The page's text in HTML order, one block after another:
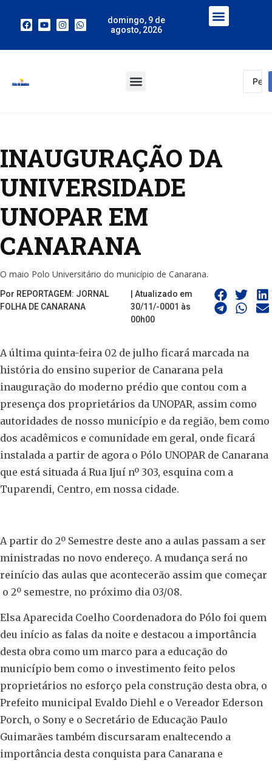
domingo, 9 de
agosto, 2026
INAUGURAÇÃO DA
UNIVERSIDADE
UNOPAR EM
CANARANA
O maio Polo Universitário do município de Canarana.
Por REPORTAGEM: JORNAL
FOLHA DE CANARANA
| Atualizado em
30/11/-0001 às
00h00
A última quinta-feira 02 de julho ficará marcada na
história do ensino superior de Canarana pela
inauguração do moderno prédio que contou com a
presença dos proprietários da UNOPAR, assim como
autoridades de nosso município e da região, bem como
dos acadêmicos e comunidade em geral, onde ficará
instalada a partir de agora o Pólo UNOPAR de Canarana
que está situada á Rua Ijuí nº 303, esquina com a
Tuparendi, Centro, em nossa cidade.
A partir do 2º Semestre deste ano a aulas passam a ser
ministradas no novo endereço. A mudança será no
reinício das aulas que acontecerão assim que começar
o 2º semestre, no próximo dia 03/08.
Elsa Aparecida Coelho Coordenadora do Pólo foi quem
deu início as falas da noite e destacou a importância
desta obra como um marco para a educação do
município bem como o investimento feito pelos
proprietários no esforço pela construção desta obra, o
Prefeito municipal Evaldo Diehl e o Vereador Ederson
Porch, o Sony e o Secretário de Educação Paulo
Guimarães também discursaram enaltecendo a
importância desta conquista para Canarana e